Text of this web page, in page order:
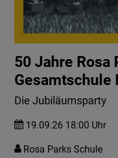
50 Jahre Rosa
Gesamtschule
Die Jubiläumsparty
19.09.26 18:00 Uhr
Rosa Parks Schule